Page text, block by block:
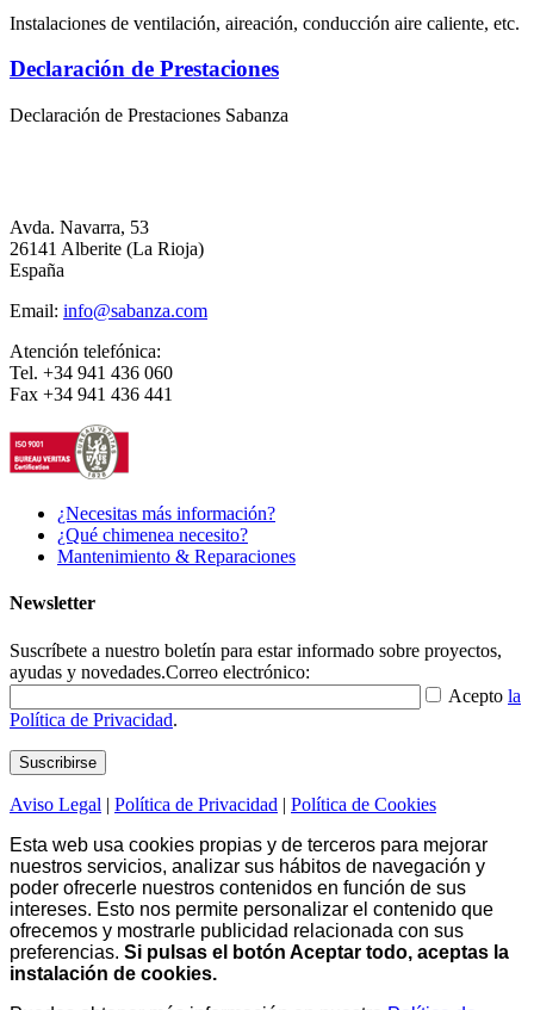
Instalaciones de ventilación, aireación, conducción aire caliente, etc.
Declaración de Prestaciones
Declaración de Prestaciones Sabanza
Avda. Navarra, 53
26141 Alberite (La Rioja)
España
Email: info@sabanza.com
Atención telefónica:
Tel. +34 941 436 060
Fax +34 941 436 441
¿Necesitas más información?
¿Qué chimenea necesito?
Mantenimiento & Reparaciones
Newsletter
Suscríbete a nuestro boletín para estar informado sobre proyectos,
ayudas y novedades.Correo electrónico:
Acepto la
Política de Privacidad.
Aviso Legal | Política de Privacidad | Política de Cookies
Esta web usa cookies propias y de terceros para mejorar
nuestros servicios, analizar sus hábitos de navegación y
poder ofrecerle nuestros contenidos en función de sus
intereses. Esto nos permite personalizar el contenido que
ofrecemos y mostrarle publicidad relacionada con sus
preferencias. Si pulsas el botón Aceptar todo, aceptas la
instalación de cookies.